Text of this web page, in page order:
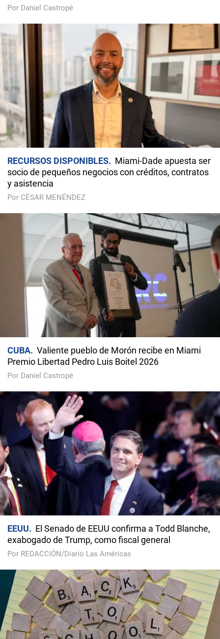
Por Daniel Castropé
RECURSOS DISPONIBLES
Miami-Dade apuesta ser
socio de pequeños negocios con créditos, contratos
y asistencia
Por CÉSAR MENÉNDEZ
CUBA
Valiente pueblo de Morón recibe en Miami
Premio Libertad Pedro Luis Boitel 2026
Por Daniel Castropé
EEUU
El Senado de EEUU confirma a Todd Blanche,
exabogado de Trump, como fiscal general
Por REDACCIÓN/Diario Las Américas